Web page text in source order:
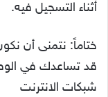
أثناء التسجيل فيه.
ختاماً: نتمنى أن
قد تساعدك في
شبكات الانترنت